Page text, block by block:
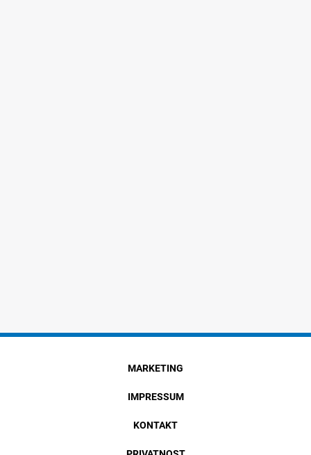
MARKETING
IMPRESSUM
KONTAKT